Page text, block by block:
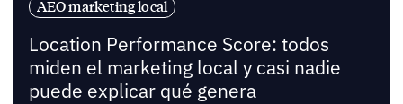
AEO marketing local
Location Performance Score: todos
miden el marketing local y casi nadie
puede explicar qué genera